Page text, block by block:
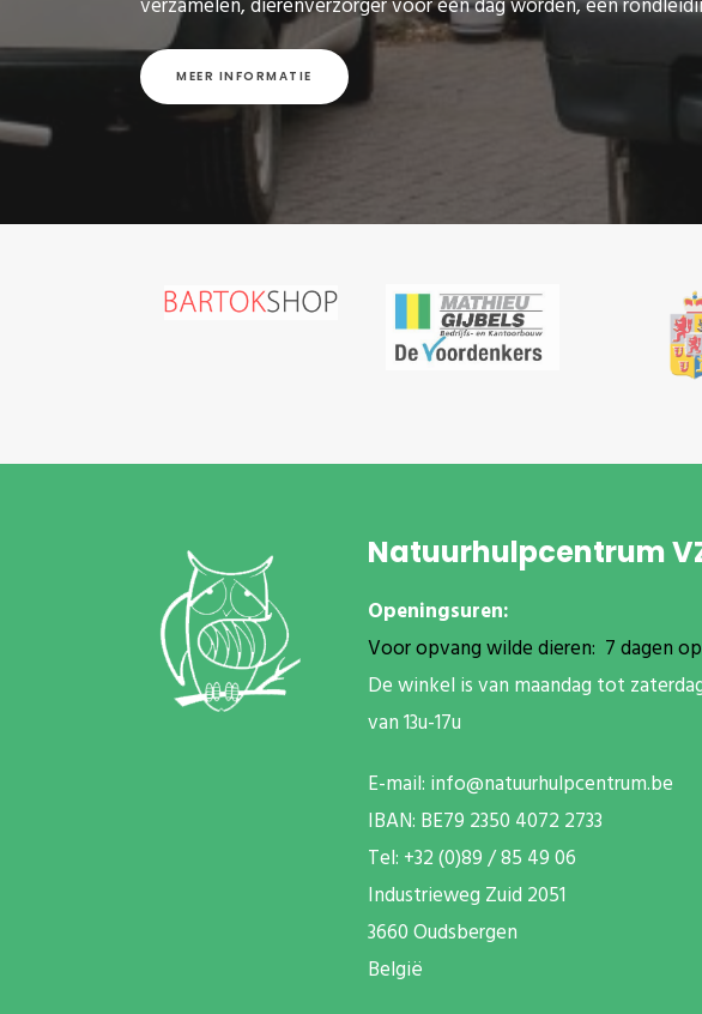
verzamelen, dierenverzorger voor één dag worden, een
MEER INFORMATIE
Natuurhulpcentrum
Openingsuren:
Voor opvang wilde dieren: 7 dagen
De winkel is van maandag tot
van 13u-17u
E-mail: info@natuurhulpcentrum.be
IBAN: BE79 2350 4072 2733
Tel: +32 (0)89 / 85 49 06
Industrieweg Zuid 2051
3660 Oudsbergen
België